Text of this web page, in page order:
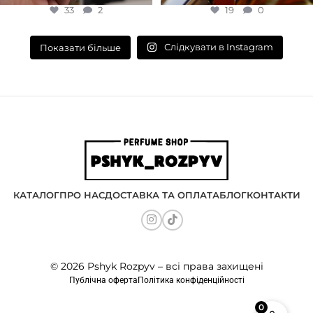
33 2 19 0
Показати більше Слідкувати в Instagram
КАТАЛОГПРО НАСДОСТАВКА ТА ОПЛАТАБЛОГКОНТАКТИ
© 2026 Pshyk Rozpyv – всі права захищені
Публічна офертаПолітика конфіденційності
0